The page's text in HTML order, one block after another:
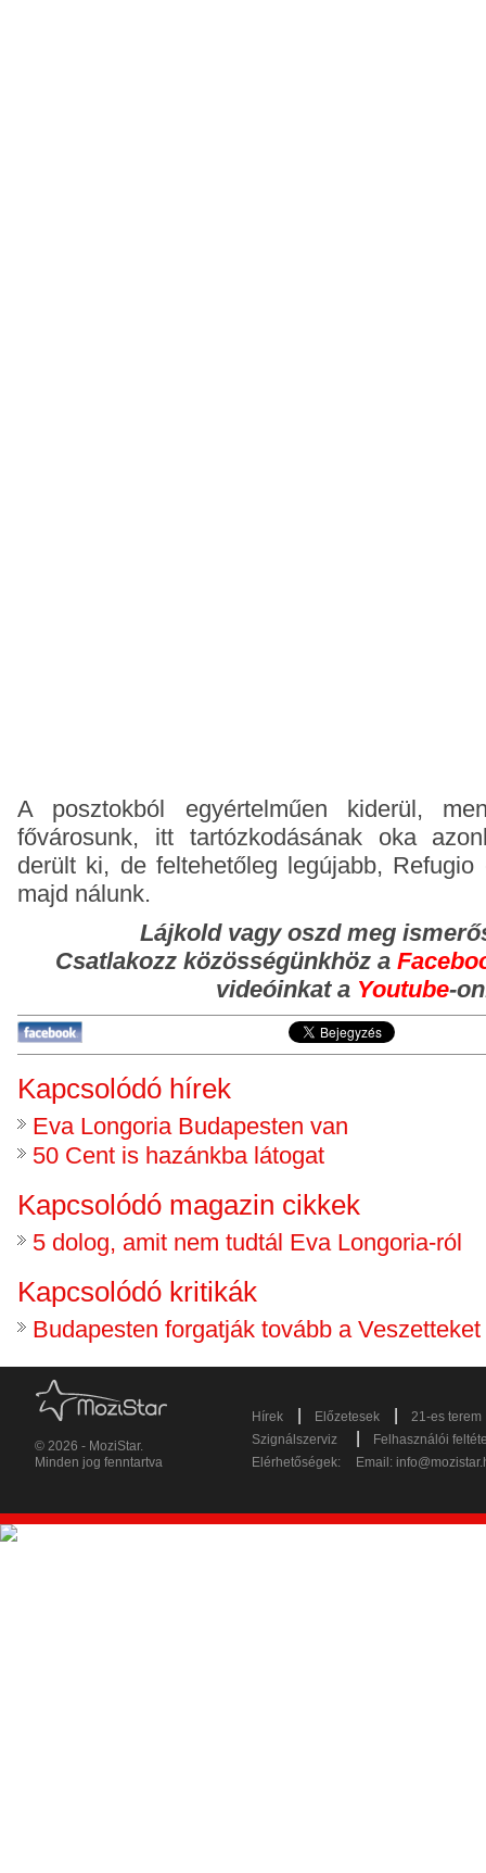
A posztokból egyértelműen kiderül,
fővárosunk, itt tartózkodásának oka
derült ki, de feltehetőleg legújabb,
majd nálunk.
Lájkold vagy oszd meg
Csatlakozz közösségünkhöz a
videóinkat a Youtube-
Kapcsolódó hírek
Eva Longoria Budapesten van
50 Cent is hazánkba látogat
Kapcsolódó magazin cikkek
5 dolog, amit nem tudtál Eva Longoria-ról
Kapcsolódó kritikák
Budapesten forgatják tovább a Veszetteket
© 2026 - MoziStar.
Minden jog fenntartva
Hírek Előzetesek
21-es terem
Szignálszerviz
Felhasználói
Elérhetőségek:
Email: